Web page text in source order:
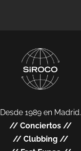
Desde 1989 en Madrid.
// Conciertos //
// Clubbing //